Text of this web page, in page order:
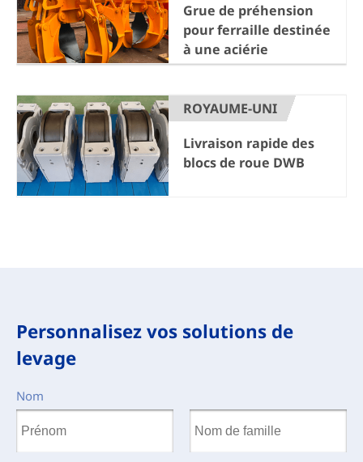
Grue de préhension
pour ferraille destinée
à une aciérie
ROYAUME-UNI
Livraison rapide des
blocs de roue DWB
Personnalisez vos solutions de
levage
Nom